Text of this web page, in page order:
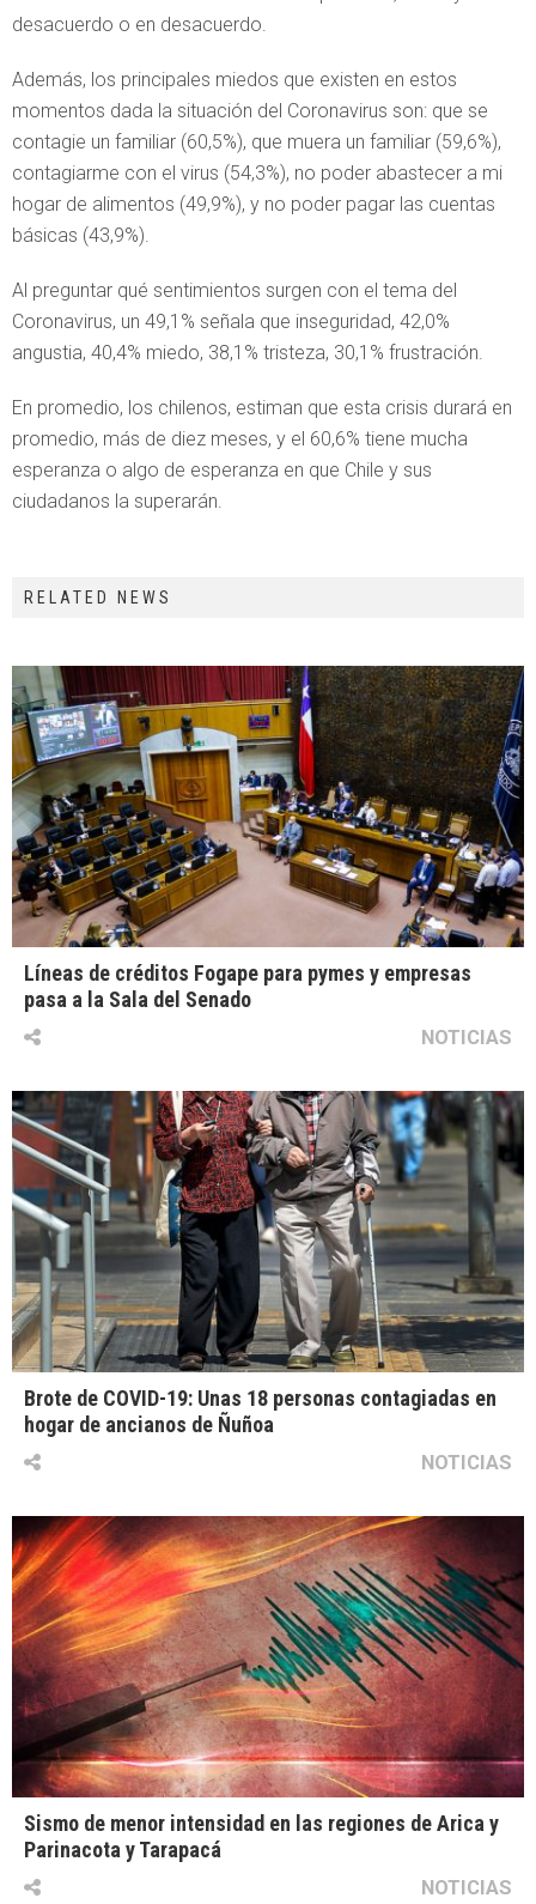
desacuerdo o en desacuerdo.
Además, los principales miedos que existen en estos
momentos dada la situación del Coronavirus son: que se
contagie un familiar (60,5%), que muera un familiar (59,6%),
contagiarme con el virus (54,3%), no poder abastecer a mi
hogar de alimentos (49,9%), y no poder pagar las cuentas
básicas (43,9%).
Al preguntar qué sentimientos surgen con el tema del
Coronavirus, un 49,1% señala que inseguridad, 42,0%
angustia, 40,4% miedo, 38,1% tristeza, 30,1% frustración.
En promedio, los chilenos, estiman que esta crisis durará en
promedio, más de diez meses, y el 60,6% tiene mucha
esperanza o algo de esperanza en que Chile y sus
ciudadanos la superarán.
RELATED NEWS
Líneas de créditos Fogape para pymes y empresas
pasa a la Sala del Senado
NOTICIAS
Brote de COVID-19: Unas 18 personas contagiadas en
hogar de ancianos de Ñuñoa
NOTICIAS
Sismo de menor intensidad en las regiones de Arica y
Parinacota y Tarapacá
NOTICIAS